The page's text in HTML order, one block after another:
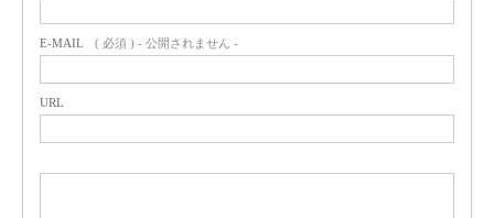
E-MAIL ( 必須 ) - 公開されません -
URL